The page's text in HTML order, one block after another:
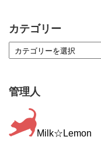
カテゴリー
管理人
Milk☆Lemon